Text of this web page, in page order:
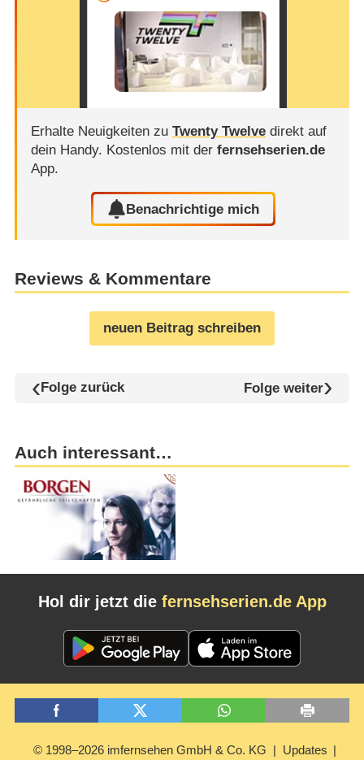
Erhalte Neuigkeiten zu Twenty Twelvedirekt auf
dein Handy. Kostenlos mit der fernsehserien.de
App.
Benachrichtige mich
Reviews & Kommentare
neuen Beitrag schreiben
Folge zurück Folge weiter
Auch interessant…
Hol dir jetzt die fernsehserien.de App
© 1998–2026 imfernsehen GmbH & Co. KG Updates